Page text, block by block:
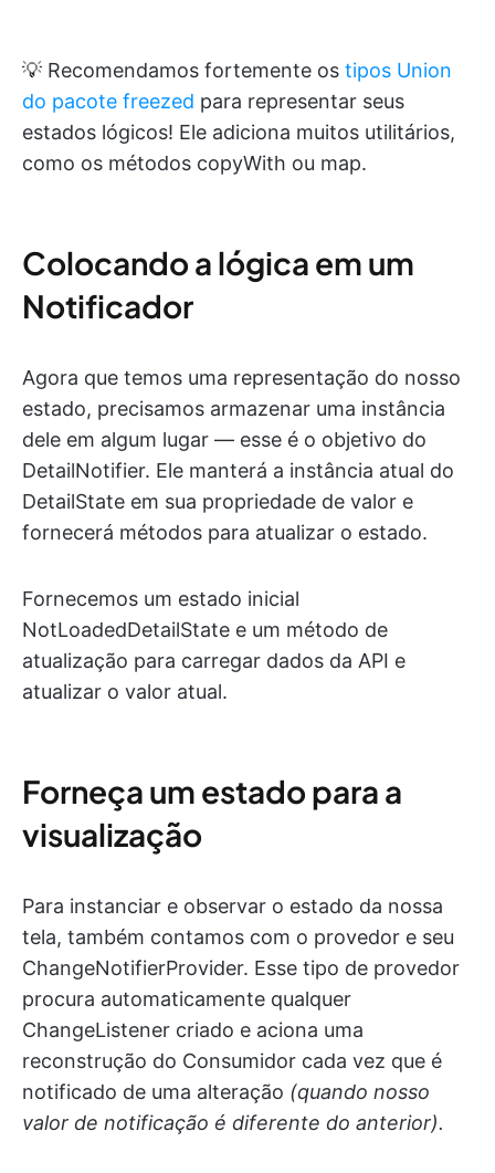
💡 Recomendamos fortemente os tipos Union
do pacote freezed para representar seus
estados lógicos! Ele adiciona muitos utilitários,
como os métodos copyWith ou map.
Colocando a lógica em um
Notificador
Agora que temos uma representação do nosso
estado, precisamos armazenar uma instância
dele em algum lugar — esse é o objetivo do
DetailNotifier. Ele manterá a instância atual do
DetailState em sua propriedade de valor e
fornecerá métodos para atualizar o estado.
Fornecemos um estado inicial
NotLoadedDetailState e um método de
atualização para carregar dados da API e
atualizar o valor atual.
Forneça um estado para a
visualização
Para instanciar e observar o estado da nossa
tela, também contamos com o provedor e seu
ChangeNotifierProvider. Esse tipo de provedor
procura automaticamente qualquer
ChangeListener criado e aciona uma
reconstrução do Consumidor cada vez que é
notificado de uma alteração (quando nosso
valor de notificação é diferente do anterior).